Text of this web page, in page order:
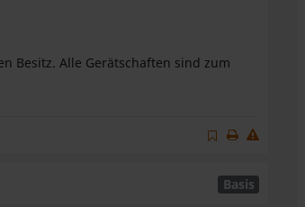
Besitz. Alle Gerätschaften sind zum
Basis